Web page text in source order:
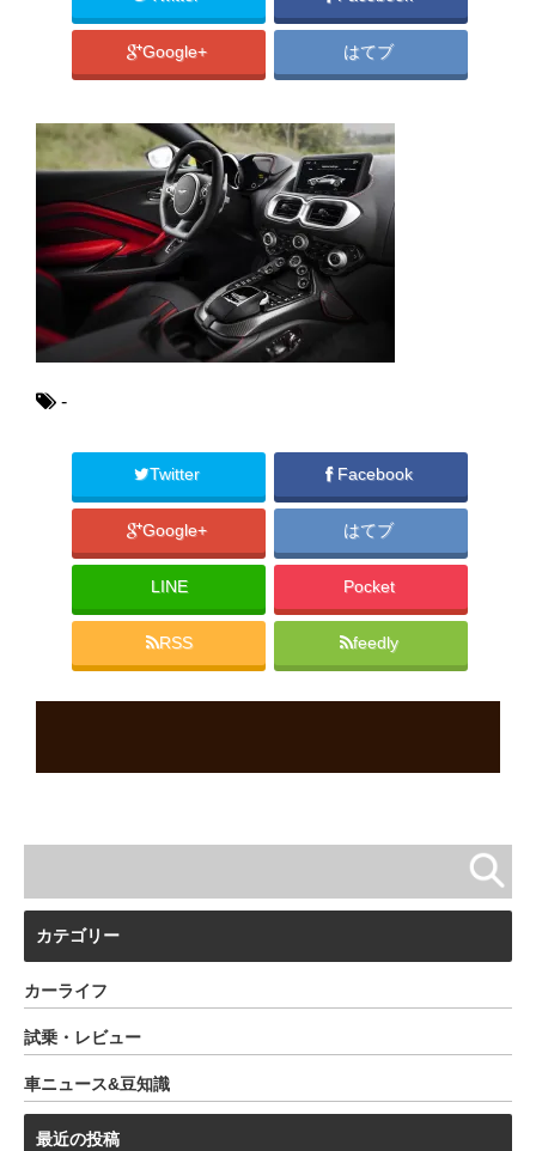
Google+ はてブ
-
Twitter Facebook
Google+ はてブ
LINE Pocket
RSS feedly
カテゴリー
カーライフ
試乗・レビュー
車ニュース&豆知識
最近の投稿